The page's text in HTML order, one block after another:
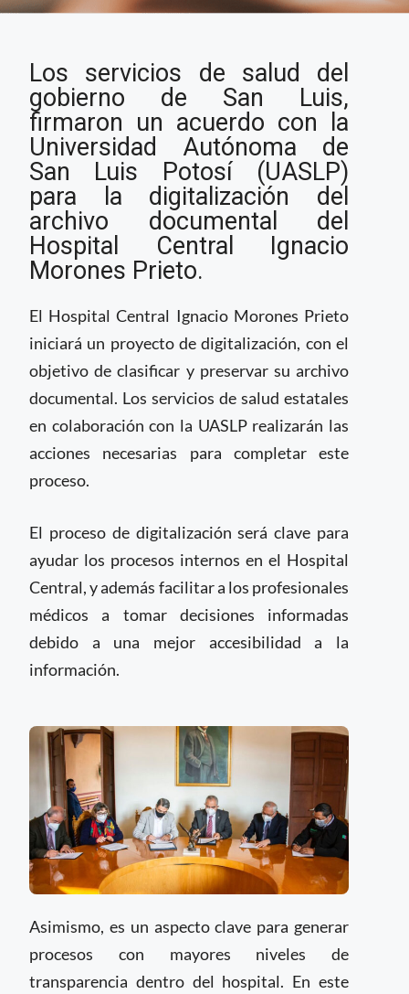
San Luis Potosí inicia
proceso de
digitalización
Los servicios de salud del
gobierno de San Luis,
firmaron un acuerdo con la
Universidad Autónoma de
San Luis Potosí (UASLP)
para la digitalización del
archivo documental del
Hospital Central Ignacio
Morones Prieto.
El Hospital Central Ignacio Morones Prieto
iniciará un proyecto de digitalización, con el
objetivo de clasificar y preservar su archivo
documental. Los servicios de salud estatales
en colaboración con la UASLP realizarán las
acciones necesarias para completar este
proceso.
El proceso de digitalización será clave para
ayudar los procesos internos en el Hospital
Central, y además facilitar a los profesionales
médicos a tomar decisiones informadas
debido a una mejor accesibilidad a la
información.
Asimismo, es un aspecto clave para generar
procesos con mayores niveles de
transparencia dentro del hospital. En este